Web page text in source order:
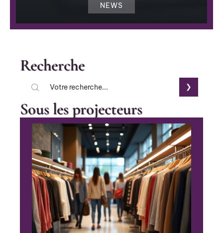
NEWS
Recherche
Sous les projecteurs